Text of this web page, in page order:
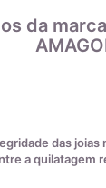
da
das
a quilatagem